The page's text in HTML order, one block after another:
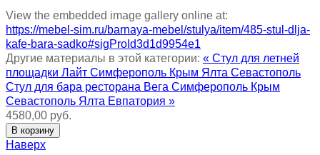
View the embedded image gallery online at:
https://mebel-sim.ru/barnaya-mebel/stulya/item/485-stul-dlja-
kafe-bara-sadko#sigProId3d1d9954e1
Другие материалы в этой категории: « Стул для летней
площадки Лайт Симферополь Крым Ялта Севастополь
Стул для бара ресторана Вега Симферополь Крым
Севастополь Ялта Евпатория »
4580,00 руб.
Наверх